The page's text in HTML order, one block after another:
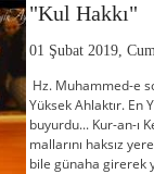
"Kul Hakkı"
01 Şubat 2019,
Hz. Muhammed-e
Yüksek Ahlaktır. En
buyurdu... Kur-an-ı
mallarını haksız
bile günaha girerek